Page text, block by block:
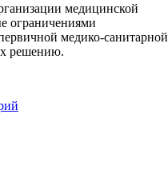
медицинской
ограничениями
медико-санитарной
решению.